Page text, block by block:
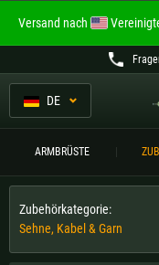
DE
ARMBRÜSTE
Zubehörkategorie:
Sehne, Kabel & Garn
Bitte
Englisch
Deutsch (AT)
Versand nach